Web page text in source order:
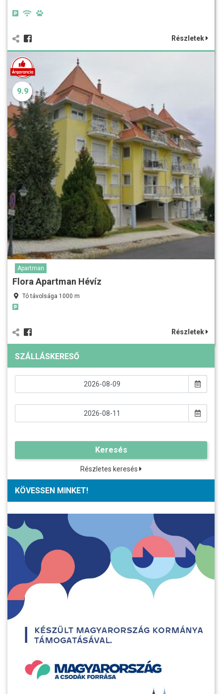
Részletek
9.9
Apartman
Flora Apartman Hévíz
Tó távolsága 1000 m
Részletek
SZÁLLÁSKERESŐ
Keresés
Részletes keresés
KÖVESSEN MINKET!